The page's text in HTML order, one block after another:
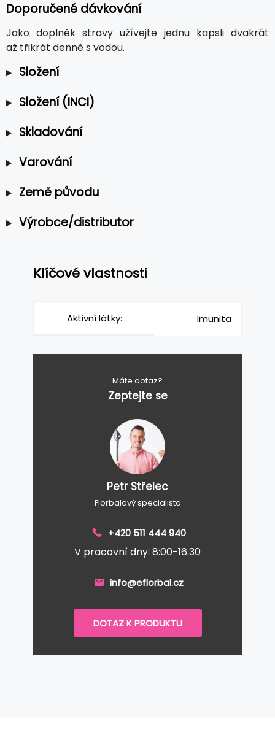
Doporučené dávkování
Jako doplněk stravy užívejte jednu kapsli dvakrát
až třikrát denně s vodou.
Složení
Složení (INCI)
Skladování
Varování
Země původu
Výrobce/distributor
Klíčové vlastnosti
Aktivní látky: Imunita
Máte dotaz?
Zeptejte se
Petr Střelec
Florbalový specialista
+420 511 444 940
V pracovní dny: 8:00-16:30
info@eflorbal.cz
DOTAZ K PRODUKTU